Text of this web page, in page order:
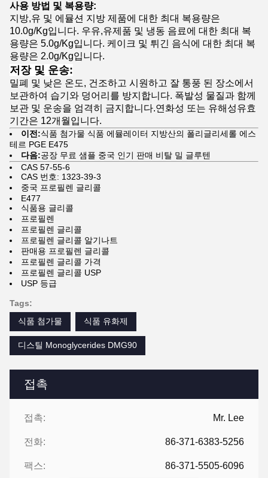
접촉
접촉: Mr. Lee
전화: 86-371-6383-5256
팩스: 86-371-5505-6096
사용 방법 및 복용량:
지방,유 및 에뮬션 지방 제품에 대한 최대 복용량은
10.0g/Kg입니다. 우유,유제품 및 냉동 음료에 대한 최대 복
용량은 5.0g/Kg입니다. 케이크 및 튀긴 음식에 대한 최대 복
용량은 2.0g/Kg입니다.
저장 및 운송:
밀폐 및 낮은 온도, 건조하고 시원하고 잘 통풍 된 장소에서
보관하여 습기와 덩어리를 방지합니다. 폭발성 물질과 함께
보관 및 운송을 엄격히 금지합니다.연화성 또는 유해성유효
기간은 12개월입니다.
이전:식품 첨가물 식품 에뮬레이터 지방산의 폴리글리세롤 에스
테르 PGE E475
다음:공장 무료 샘플 중국 인기 판매 비탈 밀 글루텐
CAS 57-55-6
CAS 번호: 1323-39-3
중국 프로필렌 글리콜
E477
식품용 글리콜
프로필렌
프로필렌 글리콜
프로필렌 글리콜 알기나트
판매용 프로필렌 글리콜
프로필렌 글리콜 가격
프로필렌 글리콜 USP
USP 등급
Tags:
식품 첨가물
식품 유화제
디스틸 Monoglycerides DMG90